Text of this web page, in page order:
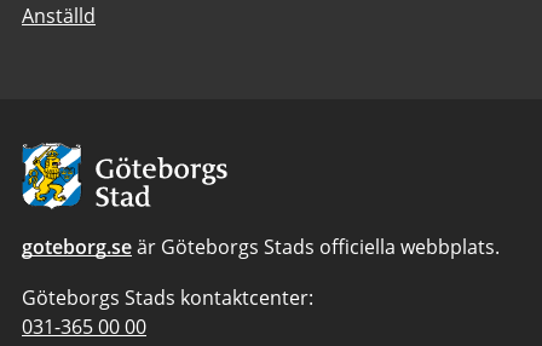
Anställd
Avsändare:
Göteborgs
Stad
goteborg.seär Göteborgs Stads officiella webbplats.
Göteborgs Stads kontaktcenter:
Telefonnummer
031-365 00 00